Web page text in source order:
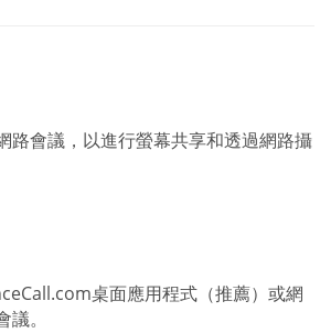
路會議，以進行螢幕共享和透過網路攝
桌面應用程式（推薦）或網
。